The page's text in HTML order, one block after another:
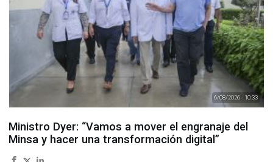
6/08/2026 - 10:33
Ministro Dyer: “Vamos a mover el engranaje del
Minsa y hacer una transformación digital”